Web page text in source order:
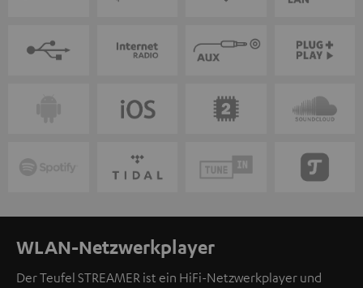
WLAN-Netzwerkplayer
Der Teufel STREAMER ist ein HiFi-Netzwerkplayer und